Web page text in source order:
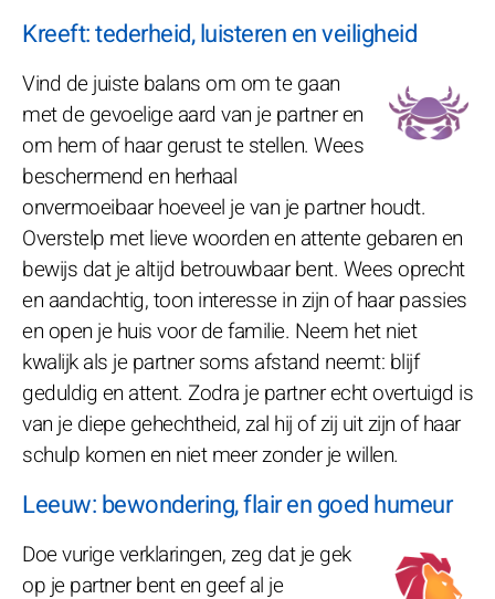
Kreeft: tederheid, luisteren en veiligheid
Vind de juiste balans om om te gaan
met de gevoelige aard van je partner en
om hem of haar gerust te stellen. Wees
beschermend en herhaal
onvermoeibaar hoeveel je van je partner houdt.
Overstelp met lieve woorden en attente gebaren en
bewijs dat je altijd betrouwbaar bent. Wees oprecht
en aandachtig, toon interesse in zijn of haar passies
en open je huis voor de familie. Neem het niet
kwalijk als je partner soms afstand neemt: blijf
geduldig en attent. Zodra je partner echt overtuigd is
van je diepe gehechtheid, zal hij of zij uit zijn of haar
schulp komen en niet meer zonder je willen.
Leeuw: bewondering, flair en goed humeur
Doe vurige verklaringen, zeg dat je gek
op je partner bent en geef al je